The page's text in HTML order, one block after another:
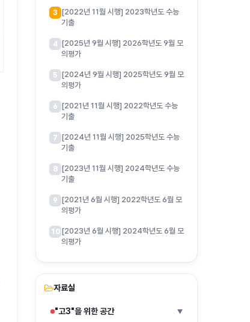
3 [2022년 11월 시행] 2023학년도 수능
기출
4 [2025년 9월 시행] 2026학년도 9월 모
의평가
5 [2024년 9월 시행] 2025학년도 9월 모
의평가
6 [2021년 11월 시행] 2022학년도 수능
기출
7 [2024년 11월 시행] 2025학년도 수능
기출
8 [2023년 11월 시행] 2024학년도 수능
기출
9 [2021년 6월 시행] 2022학년도 6월 모
의평가
10 [2023년 6월 시행] 2024학년도 6월 모
의평가
자료실
"고3"을 위한 공간 ▶